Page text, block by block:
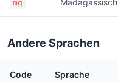
mg Madagassisch
Andere Sprachen
Code Sprache